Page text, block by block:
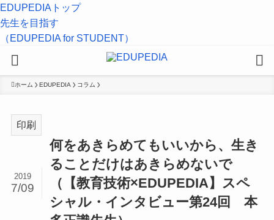
EDUPEDIAトップ
先生を目指す
（EDUPEDIA for STUDENT）
ホーム EDUPEDIA コラム
印刷
何をあきらめてもいいから、生き
ることだけはあきらめないで
（【教育技術×EDUPEDIA】スペ
シャル・インタビュー第24回 本
2019
7/09